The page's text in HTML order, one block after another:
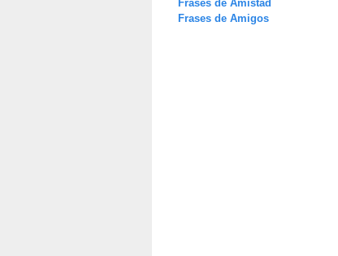
Frases de Amistad
Frases de Amigos